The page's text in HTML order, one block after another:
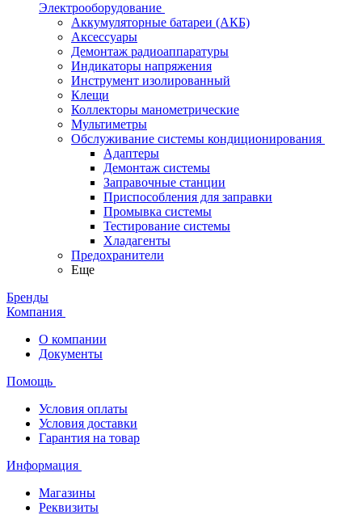
Электрооборудование
Аккумуляторные батареи (АКБ)
Аксессуары
Демонтаж радиоаппаратуры
Индикаторы напряжения
Инструмент изолированный
Клещи
Коллекторы манометрические
Мультиметры
Обслуживание системы кондиционирования
Адаптеры
Демонтаж системы
Заправочные станции
Приспособления для заправки
Промывка системы
Тестирование системы
Хладагенты
Предохранители
Еще
Бренды
Компания
О компании
Документы
Помощь
Условия оплаты
Условия доставки
Гарантия на товар
Информация
Магазины
Реквизиты